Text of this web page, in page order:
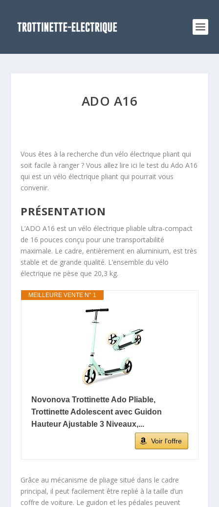
ADO A16
Vous êtes à la recherche d’un vélo électrique pliant qui
soit facile à ranger ? Vous allez lire ici le test du Ado A16
qui est un vélo électrique pliant qui pourrait vous
convenir.
PRÉSENTATION
L’ADO A16 est un vélo électrique pliable ultra-compact
de 16 pouces conçu pour une transportabilité
maximale. Le cadre, entièrement en aluminium, est très
stable et de grande qualité. L’ensemble du vélo
électrique ne pèse que 20,3 kg.
MEILLEURE VENTE N° 1
Novonova Trottinette Ado Pliable,
Trottinette Adolescent avec Guidon
Hauteur Ajustable 3 Niveaux,...
Voir l'offre
Grâce au mécanisme de pliage situé dans le cadre
principal, il peut facilement être replié à la taille d’un
coffre de voiture. Le guidon et les pédales peuvent